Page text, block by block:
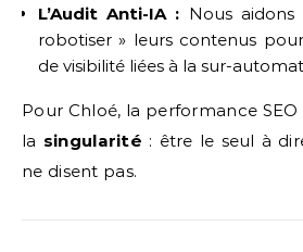
L’Audit Anti-IA : Nous
robotiser » leurs contenus
de visibilité liées à la sur-
Pour Chloé, la performance
la singularité : être le seul à
ne disent pas.